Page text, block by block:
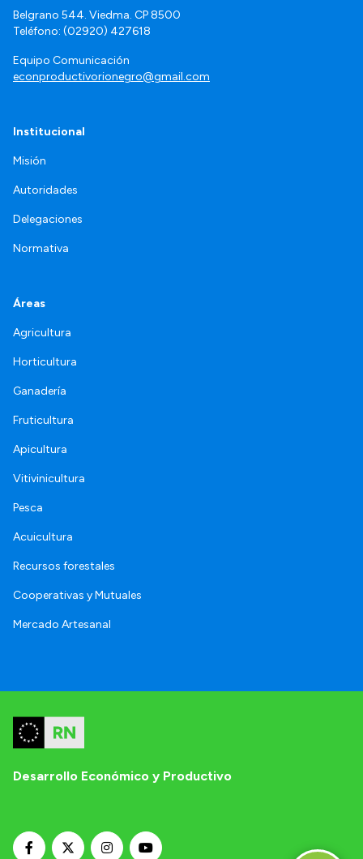
Belgrano 544. Viedma. CP 8500
Teléfono: (02920) 427618
Equipo Comunicación
econproductivorionegro@gmail.com
Institucional
Misión
Autoridades
Delegaciones
Normativa
Áreas
Agricultura
Horticultura
Ganadería
Fruticultura
Apicultura
Vitivinicultura
Pesca
Acuicultura
Recursos forestales
Cooperativas y Mutuales
Mercado Artesanal
Desarrollo Económico y Productivo